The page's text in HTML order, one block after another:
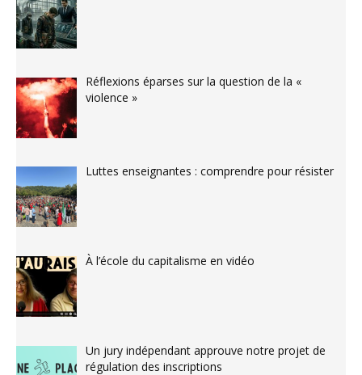
Réflexions éparses sur la question de la «
violence »
Luttes enseignantes : comprendre pour résister
À l’école du capitalisme en vidéo
Un jury indépendant approuve notre projet de
régulation des inscriptions